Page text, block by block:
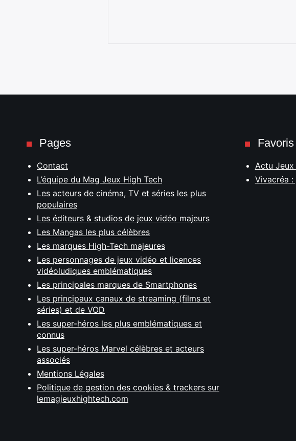
Pages
Contact
L’équipe du Mag Jeux High Tech
Les acteurs de cinéma, TV et séries les plus
populaires
Les éditeurs & studios de jeux vidéo majeurs
Les Mangas les plus célèbres
Les marques High-Tech majeures
Les personnages de jeux vidéo et licences
vidéoludiques emblématiques
Les principales marques de Smartphones
Les principaux canaux de streaming (films et
séries) et de VOD
Les super-héros les plus emblématiques et
connus
Les super-héros Marvel célèbres et acteurs
associés
Mentions Légales
Politique de gestion des cookies & trackers sur
lemagjeuxhightech.com
Favoris
Actu
Vivacréa